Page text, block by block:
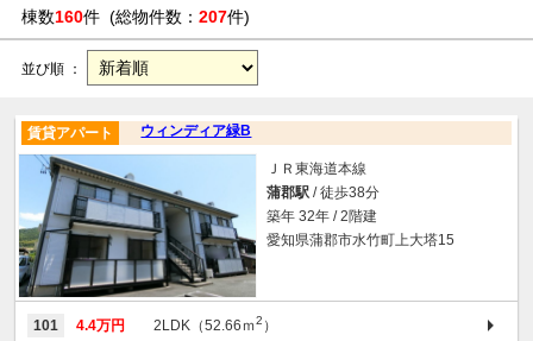
棟数160件 (総物件数： 207件)
並び順 ：
ウィンディア緑B
賃貸アパート
ＪＲ東海道本線
蒲郡駅 / 徒歩38分
築年 32年 / 2階建
愛知県蒲郡市水竹町上大塔15
101 4.4万円 2LDK（52.66ｍ2 ）